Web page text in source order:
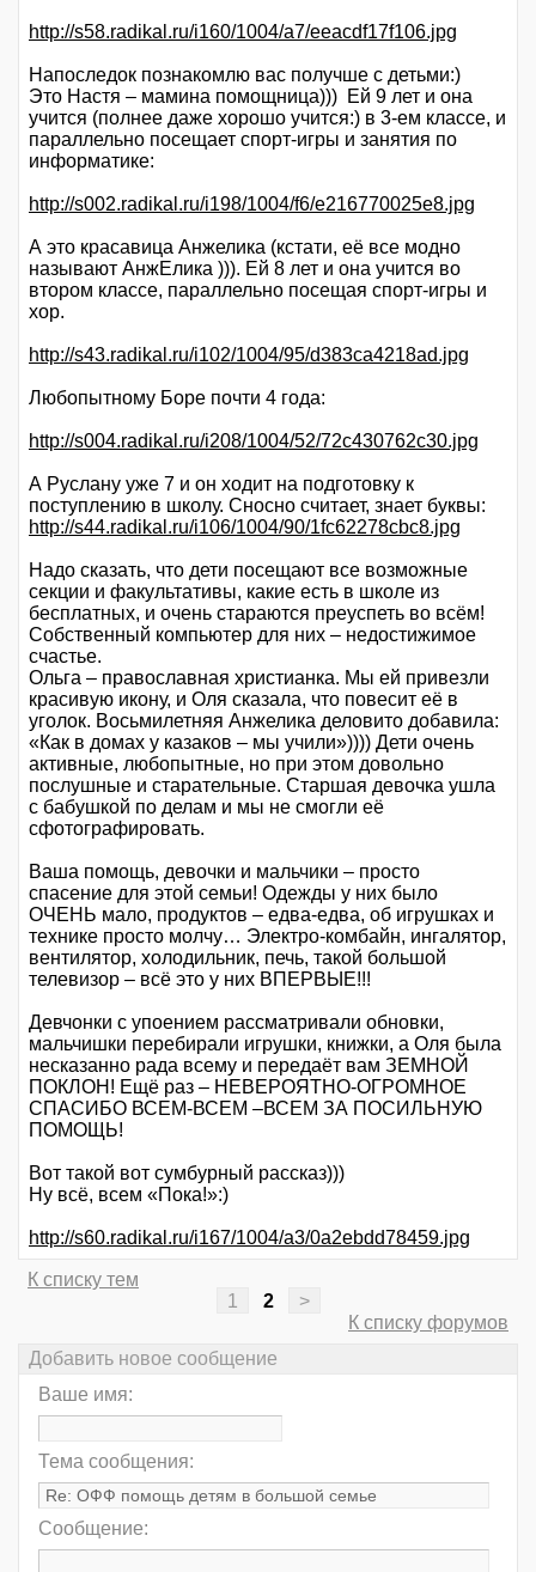
http://s58.radikal.ru/i160/1004/a7/eeacdf17f106.jpg
Напоследок познакомлю вас получше с детьми:)
Это Настя – мамина помощница))) Ей 9 лет и она
учится (полнее даже хорошо учится:) в 3-ем классе, и
параллельно посещает спорт-игры и занятия по
информатике:
http://s002.radikal.ru/i198/1004/f6/e216770025e8.jpg
А это красавица Анжелика (кстати, её все модно
называют АнжЕлика ))). Ей 8 лет и она учится во
втором классе, параллельно посещая спорт-игры и
хор.
http://s43.radikal.ru/i102/1004/95/d383ca4218ad.jpg
Любопытному Боре почти 4 года:
http://s004.radikal.ru/i208/1004/52/72c430762c30.jpg
А Руслану уже 7 и он ходит на подготовку к
поступлению в школу. Сносно считает, знает буквы:
http://s44.radikal.ru/i106/1004/90/1fc62278cbc8.jpg
Надо сказать, что дети посещают все возможные
секции и факультативы, какие есть в школе из
бесплатных, и очень стараются преуспеть во всём!
Собственный компьютер для них – недостижимое
счастье.
Ольга – православная христианка. Мы ей привезли
красивую икону, и Оля сказала, что повесит её в
уголок. Восьмилетняя Анжелика деловито добавила:
«Как в домах у казаков – мы учили»)))) Дети очень
активные, любопытные, но при этом довольно
послушные и старательные. Старшая девочка ушла
с бабушкой по делам и мы не смогли её
сфотографировать.
Ваша помощь, девочки и мальчики – просто
спасение для этой семьи! Одежды у них было
ОЧЕНЬ мало, продуктов – едва-едва, об игрушках и
технике просто молчу… Электро-комбайн, ингалятор,
вентилятор, холодильник, печь, такой большой
телевизор – всё это у них ВПЕРВЫЕ!!!
Девчонки с упоением рассматривали обновки,
мальчишки перебирали игрушки, книжки, а Оля была
несказанно рада всему и передаёт вам ЗЕМНОЙ
ПОКЛОН! Ещё раз – НЕВЕРОЯТНО-ОГРОМНОЕ
СПАСИБО ВСЕМ-ВСЕМ –ВСЕМ ЗА ПОСИЛЬНУЮ
ПОМОЩЬ!
Вот такой вот сумбурный рассказ)))
Ну всё, всем «Пока!»:)
http://s60.radikal.ru/i167/1004/a3/0a2ebdd78459.jpg
К списку тем
1
2
>
К списку форумов
Добавить новое сообщение
Ваше имя:
Тема сообщения:
Сообщение: